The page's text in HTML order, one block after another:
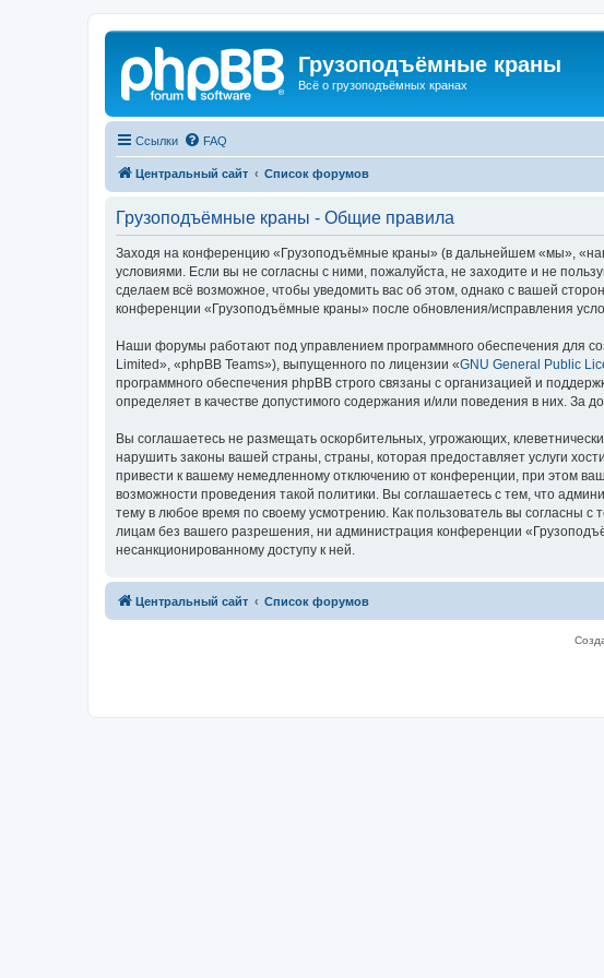
Грузоподъёмные краны
Всё о грузоподъёмных кранах
Ссылки FAQ
Центральный сайт Список форумов
Грузоподъёмные краны - Общие правила
Заходя на конференцию «Грузоподъёмные краны» (в дальнейшем «мы»,
условиями. Если вы не согласны с ними, пожалуйста, не заходите и не
сделаем всё возможное, чтобы уведомить вас об этом, однако с вашей
конференции «Грузоподъёмные краны» после обновления/исправления
Наши форумы работают под управлением программного обеспечения для
Limited», «phpBB Teams»), выпущенного по лицензии «GNU General Public
программного обеспечения phpBB строго связаны с организацией и
определяет в качестве допустимого содержания и/или поведения в них.
Вы соглашаетесь не размещать оскорбительных, угрожающих,
нарушить законы вашей страны, страны, которая предоставляет услуги
привести к вашему немедленному отключению от конференции, при этом
возможности проведения такой политики. Вы соглашаетесь с тем, что
тему в любое время по своему усмотрению. Как пользователь вы согласны
лицам без вашего разрешения, ни администрация конференции
несанкционированному доступу к ней.
Центральный сайт Список форумов